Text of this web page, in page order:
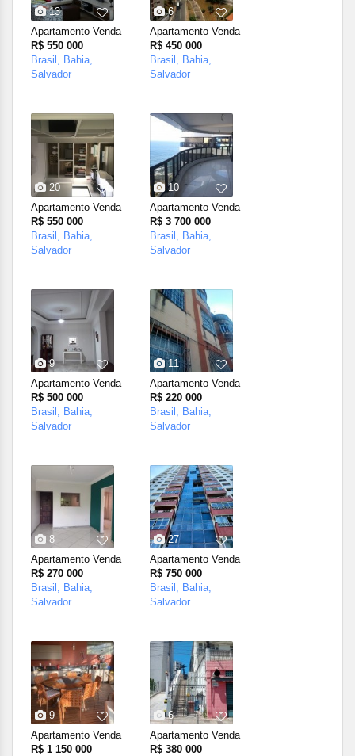
13
Apartamento Venda
R$ 550 000
Brasil, Bahia,
Salvador
6
Apartamento Venda
R$ 450 000
Brasil, Bahia,
Salvador
20
Apartamento Venda
R$ 550 000
Brasil, Bahia,
Salvador
10
Apartamento Venda
R$ 3 700 000
Brasil, Bahia,
Salvador
9
Apartamento Venda
R$ 500 000
Brasil, Bahia,
Salvador
11
Apartamento Venda
R$ 220 000
Brasil, Bahia,
Salvador
8
Apartamento Venda
R$ 270 000
Brasil, Bahia,
Salvador
27
Apartamento Venda
R$ 750 000
Brasil, Bahia,
Salvador
9
Apartamento Venda
R$ 1 150 000
6
Apartamento Venda
R$ 380 000